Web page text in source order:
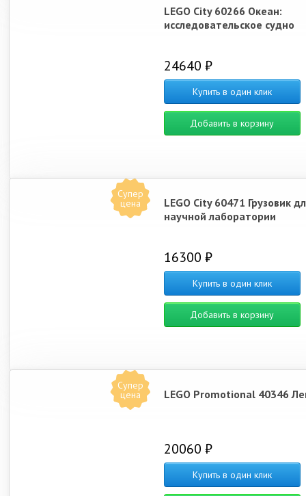
LEGO City 60266 Океан:
исследовательское судно
24640 ₽
Купить в один клик
Добавить в корзину
Супер
цена
LEGO City 60471 Грузовик
научной лаборатории
16300 ₽
Купить в один клик
Добавить в корзину
Супер
цена LEGO Promotional 40346
20060 ₽
Купить в один клик